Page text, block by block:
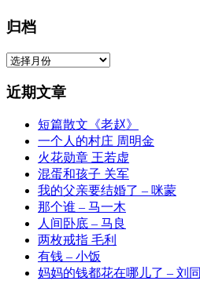
归档
归
近期文章
短篇散文《老赵》
一个人的村庄 周明金
火花勋章 王若虚
混蛋和孩子 关军
我的父亲要结婚了 – 咪蒙
那个谁 – 马一木
人间卧底 – 马良
两枚戒指 毛利
有钱 – 小饭
妈妈的钱都花在哪儿了 – 刘同